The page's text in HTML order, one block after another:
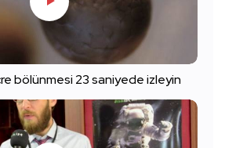
bölünmesi 23 saniyede izleyin